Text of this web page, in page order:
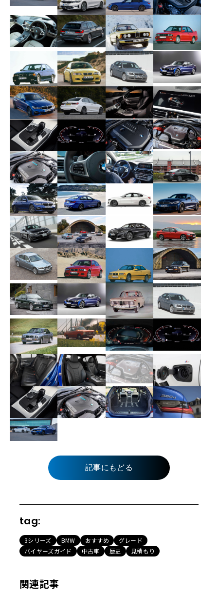
記事にもどる
tag:
3シリーズ BMW おすすめ
グレード
バイヤーズガイド
中古車 歴史 見積もり
関連記事